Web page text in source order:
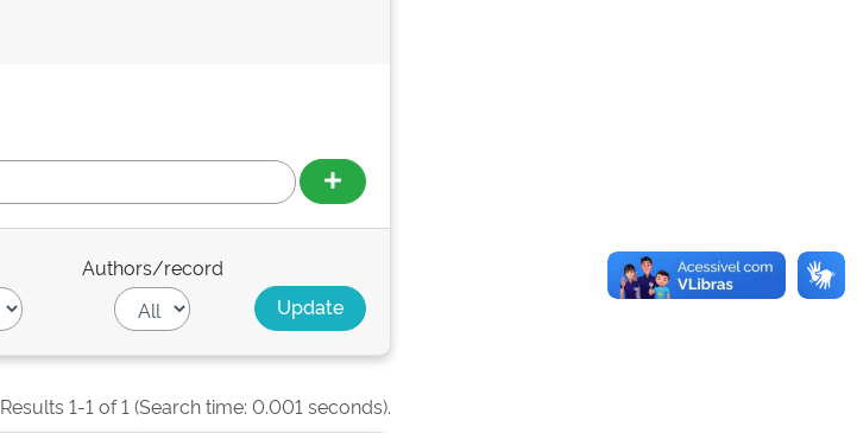
Authors/record
Results 1-1 of 1 (Search time: 0.001 seconds).